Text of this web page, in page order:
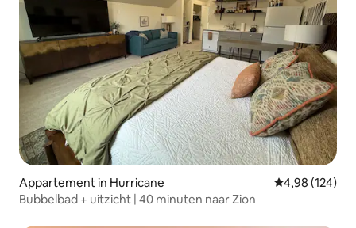
Appartement in Hurricane Gemiddelde
4,98 (124)
Bubbelbad + uitzicht | 40 minuten naar Zion